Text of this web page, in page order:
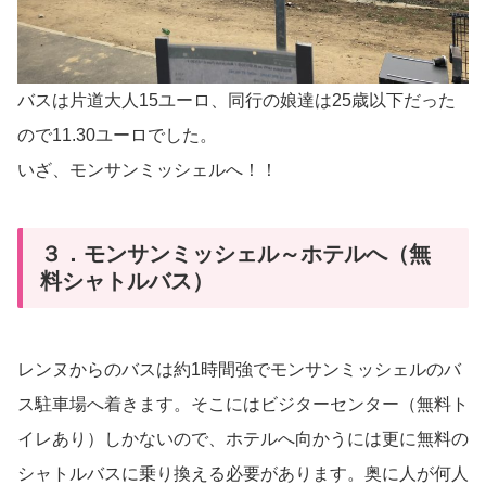
バスは片道大人15ユーロ、同行の娘達は25歳以下だった
ので11.30ユーロでした。
いざ、モンサンミッシェルへ！！
３．モンサンミッシェル～ホテルへ（無
料シャトルバス）
レンヌからのバスは約1時間強でモンサンミッシェルのバ
ス駐車場へ着きます。そこにはビジターセンター（無料ト
イレあり）しかないので、ホテルへ向かうには更に無料の
シャトルバスに乗り換える必要があります。奥に人が何人